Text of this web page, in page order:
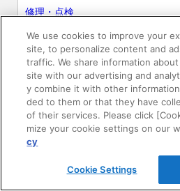
修理・点検
お問い合わせ
ログイン
建築・設計関係者様向けサイト
ユーザー登録サービス
WEB見積システム
We use cookies to improve your
site, to personalize content and
traffic. We share information
site with our advertising and
y combine it with other
ded to them or that they have
of their services. Please click
mize your cookie settings on our
cy
Cookie Settings